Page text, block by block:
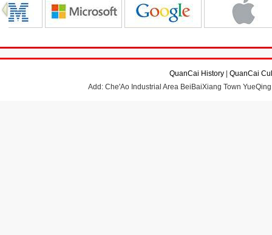
QuanCai History
QuanCai
Add: Che'Ao Industrial Area BeiBaiXiang Town